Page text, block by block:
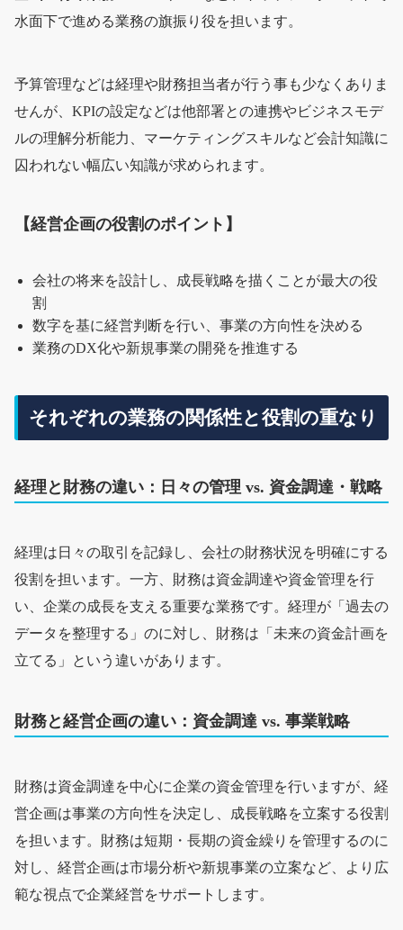
水面下で進める業務の旗振り役を担います。
予算管理などは経理や財務担当者が行う事も少なくありま
せんが、KPIの設定などは他部署との連携やビジネスモデ
ルの理解分析能力、マーケティングスキルなど会計知識に
囚われない幅広い知識が求められます。
【経営企画の役割のポイント】
会社の将来を設計し、成長戦略を描くことが最大の役
割
数字を基に経営判断を行い、事業の方向性を決める
業務のDX化や新規事業の開発を推進する
それぞれの業務の関係性と役割の重なり
経理と財務の違い：日々の管理 vs. 資金調達・戦略
経理は日々の取引を記録し、会社の財務状況を明確にする
役割を担います。一方、財務は資金調達や資金管理を行
い、企業の成長を支える重要な業務です。経理が「過去の
データを整理する」のに対し、財務は「未来の資金計画を
立てる」という違いがあります。
財務と経営企画の違い：資金調達 vs. 事業戦略
財務は資金調達を中心に企業の資金管理を行いますが、経
営企画は事業の方向性を決定し、成長戦略を立案する役割
を担います。財務は短期・長期の資金繰りを管理するのに
対し、経営企画は市場分析や新規事業の立案など、より広
範な視点で企業経営をサポートします。